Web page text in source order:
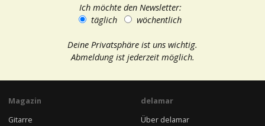
Ich möchte den Newsletter:
täglich
wöchentlich
Deine Privatsphäre ist uns wichtig.
Abmeldung ist jederzeit möglich.
Magazin
Gitarre
delamar
Über delamar